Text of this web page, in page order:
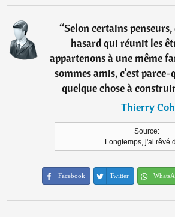
“Selon certains penseurs,
hasard qui réunit les
appartenons à une même
sommes amis, c'est parce-
quelque chose à
―Thierry
Source:
Longtemps, j'ai rêvé
Facebook Twitter